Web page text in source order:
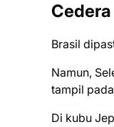
Brasil
Namun,
tampil
Di kubu